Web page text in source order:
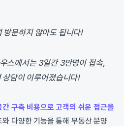
방문하지 않아도 됩니다!
스에서는 3일간 3만명이 접속,
담이 이루어졌습니다!
간 구축 비용으로 고객의 쉬운 접근을
다양한 기능을 통해 부동산 분양